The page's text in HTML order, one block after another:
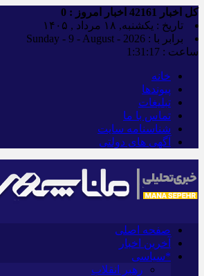
کل اخبار اخبار امروز : 0
تاریخ : یکشنبه, ۱۸ مرداد , ۱۴۰۵
برابر با : Sunday - 9 - August - 2026
ساعت : 1:31:18
خانه
پیوندها
تبلیغات
تماس با ما
شناسنامه سایت
آگهی های دولتی
صفحه اصلی
آخرین اخبار
*سیاسی
رهبر انقلاب